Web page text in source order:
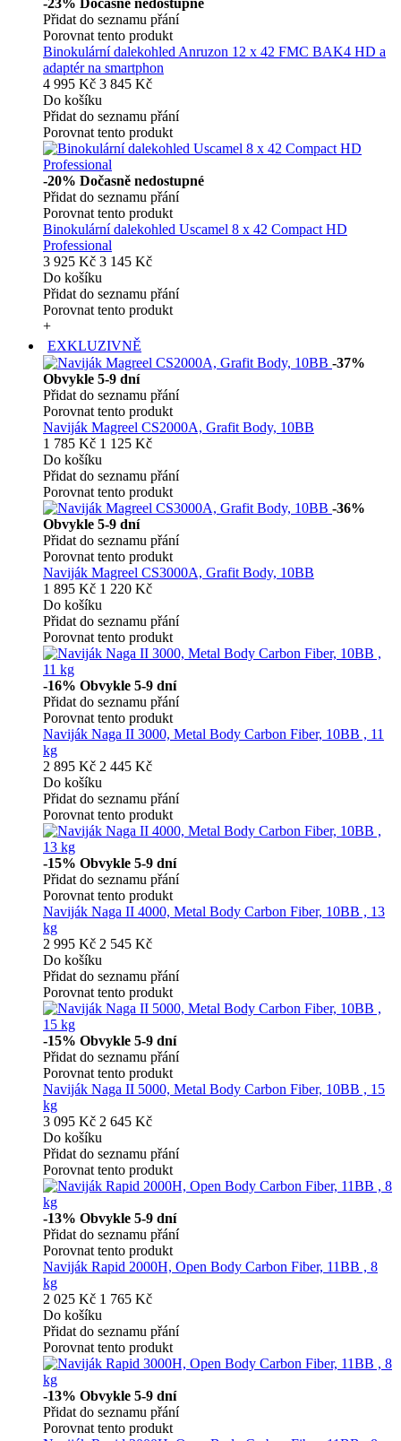
-23% Dočasně nedostupné
Přidat do seznamu přání
Porovnat tento produkt
Binokulární dalekohled Anruzon 12 x 42 FMC BAK4 HD a
adaptér na smartphon
4 995 Kč 3 845 Kč
Do košíku
Přidat do seznamu přání
Porovnat tento produkt
-20% Dočasně nedostupné
Přidat do seznamu přání
Porovnat tento produkt
Binokulární dalekohled Uscamel 8 x 42 Compact HD
Professional
3 925 Kč 3 145 Kč
Do košíku
Přidat do seznamu přání
Porovnat tento produkt
+
EXKLUZIVNĚ
-37%
Obvykle 5-9 dní
Přidat do seznamu přání
Porovnat tento produkt
Naviják Magreel CS2000A, Grafit Body, 10BB
1 785 Kč 1 125 Kč
Do košíku
Přidat do seznamu přání
Porovnat tento produkt
-36%
Obvykle 5-9 dní
Přidat do seznamu přání
Porovnat tento produkt
Naviják Magreel CS3000A, Grafit Body, 10BB
1 895 Kč 1 220 Kč
Do košíku
Přidat do seznamu přání
Porovnat tento produkt
-16% Obvykle 5-9 dní
Přidat do seznamu přání
Porovnat tento produkt
Naviják Naga II 3000, Metal Body Carbon Fiber, 10BB , 11
kg
2 895 Kč 2 445 Kč
Do košíku
Přidat do seznamu přání
Porovnat tento produkt
-15% Obvykle 5-9 dní
Přidat do seznamu přání
Porovnat tento produkt
Naviják Naga II 4000, Metal Body Carbon Fiber, 10BB , 13
kg
2 995 Kč 2 545 Kč
Do košíku
Přidat do seznamu přání
Porovnat tento produkt
-15% Obvykle 5-9 dní
Přidat do seznamu přání
Porovnat tento produkt
Naviják Naga II 5000, Metal Body Carbon Fiber, 10BB , 15
kg
3 095 Kč 2 645 Kč
Do košíku
Přidat do seznamu přání
Porovnat tento produkt
-13% Obvykle 5-9 dní
Přidat do seznamu přání
Porovnat tento produkt
Naviják Rapid 2000H, Open Body Carbon Fiber, 11BB , 8
kg
2 025 Kč 1 765 Kč
Do košíku
Přidat do seznamu přání
Porovnat tento produkt
-13% Obvykle 5-9 dní
Přidat do seznamu přání
Porovnat tento produkt